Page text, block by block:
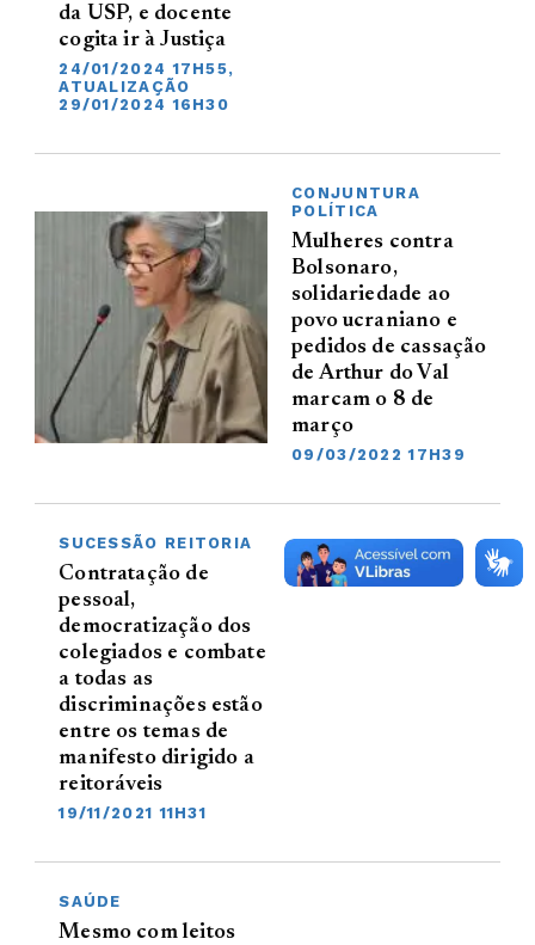
da USP, e docente
cogita ir à Justiça
24/01/2024 17H55,
ATUALIZAÇÃO
29/01/2024 16H30
CONJUNTURA
POLÍTICA
Mulheres contra
Bolsonaro,
solidariedade ao
povo ucraniano e
pedidos de cassação
de Arthur do Val
marcam o 8 de
março
09/03/2022 17H39
SUCESSÃO REITORIA
Contratação de
pessoal,
democratização dos
colegiados e combate
a todas as
discriminações estão
entre os temas de
manifesto dirigido a
reitoráveis
19/11/2021 11H31
SAÚDE
Mesmo com leitos